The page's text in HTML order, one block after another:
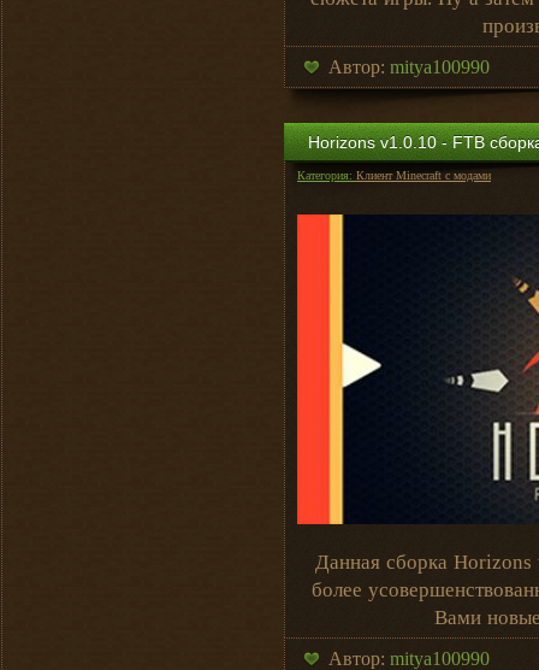
Автор: mitya100990
Horizons v1.0.10 - FTB
Категория: Клиент Minecraft с модами
Данная сборка Horizons
более
Вами
Автор: mitya100990